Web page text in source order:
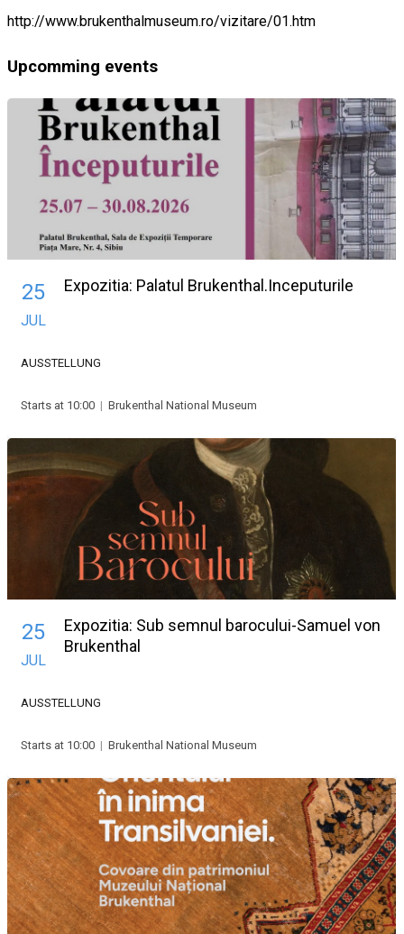
http://www.brukenthalmuseum.ro/vizitare/01.htm
Upcomming events
25
JUL
Expozitia: Palatul Brukenthal.Inceputurile
AUSSTELLUNG
Starts at 10:00 | Brukenthal National Museum
25
JUL
Expozitia: Sub semnul barocului-Samuel von
Brukenthal
AUSSTELLUNG
Starts at 10:00 | Brukenthal National Museum